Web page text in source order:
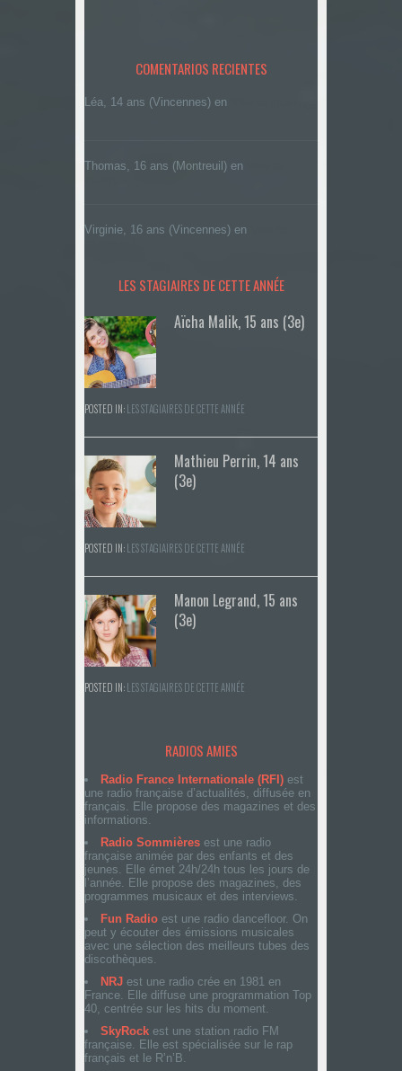
COMENTARIOS RECIENTES
Léa, 14 ans (Vincennes) en
Thomas, 16 ans (Montreuil) en
Virginie, 16 ans (Vincennes) en
LES STAGIAIRES DE CETTE ANNÉE
Aïcha Malik, 15 ans (3e)
POSTED IN:LES STAGIAIRES DE CETTE ANNÉE
Mathieu Perrin, 14 ans
(3e)
POSTED IN:LES STAGIAIRES DE CETTE ANNÉE
Manon Legrand, 15 ans
(3e)
POSTED IN:LES STAGIAIRES DE CETTE ANNÉE
RADIOS AMIES
Radio France Internationale (RFI) est
une radio française d’actualités, diffusée en
français. Elle propose des magazines et des
informations.
Radio Sommières est une radio
française animée par des enfants et des
jeunes. Elle émet 24h/24h tous les jours de
l’année. Elle propose des magazines, des
programmes musicaux et des interviews.
Fun Radio est une radio dancefloor. On
peut y écouter des émissions musicales
avec une sélection des meilleurs tubes des
discothèques.
NRJ est une radio crée en 1981 en
France. Elle diffuse une programmation Top
40, centrée sur les hits du moment.
SkyRock est une station radio FM
française. Elle est spécialisée sur le rap
français et le R’n’B.